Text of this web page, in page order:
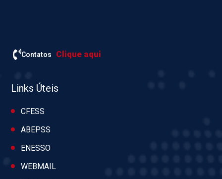
Contatos Clique aqui
Links Úteis
CFESS
ABEPSS
ENESSO
WEBMAIL